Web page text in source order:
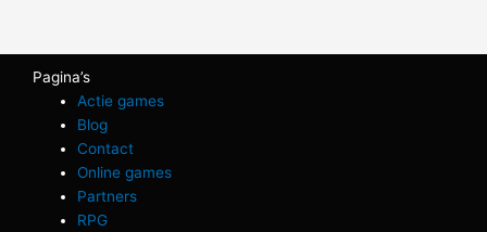
Pagina’s
Actie games
Blog
Contact
Online games
Partners
RPG